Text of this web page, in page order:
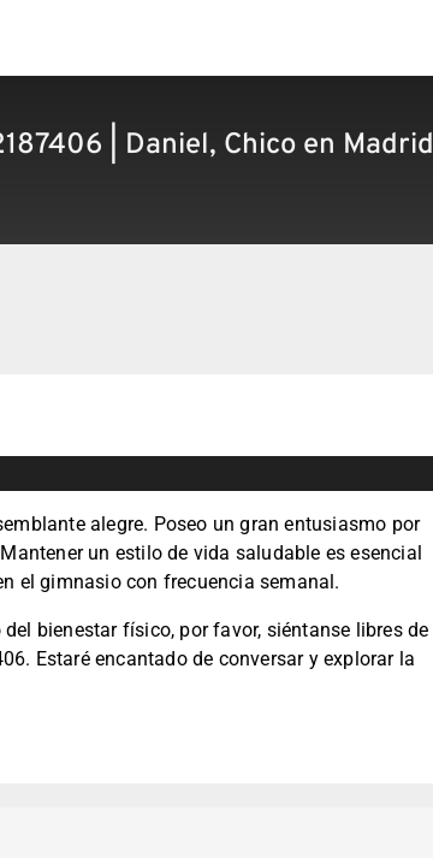
| Daniel, Chico en Madrid
alegre. Poseo un gran entusiasmo por
un estilo de vida saludable es esencial
el gimnasio con frecuencia semanal.
bienestar físico, por favor, siéntanse libres de
Estaré encantado de conversar y explorar la